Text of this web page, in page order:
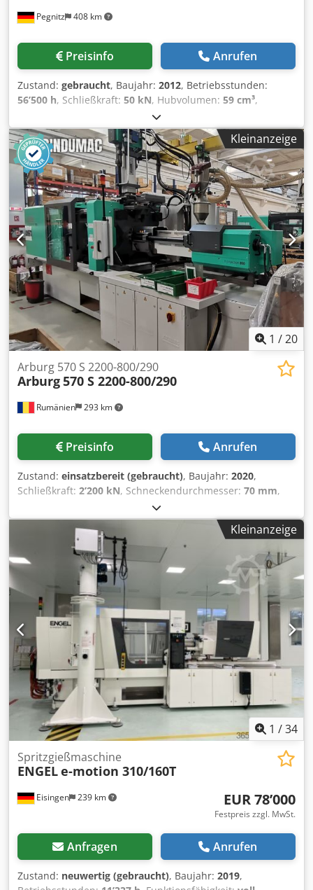
Pegnitz 408 km
Preisinfo Anrufen
Zustand: gebraucht, Baujahr: 2012, Betriebsstunden:
56’500 h, Schließkraft: 50 kN, Hubvolumen: 59 cm³,
, Gesamtgewicht:
Schneckendurchmesser:25 mm, Frachtbasis: FCA Pegnitz
Dwedpey N Eccsfx Akksa Lieferzeit: nach Absprache
Zahlungsbedingung: 100% vor Übernahme der Maschine,
rein netto
Kleinanzeige
1 /20
Rumänien 293 km
Arburg 570 S 2200-800/290
Arburg570 S 2200-800/290
Preisinfo Anrufen
Zustand: einsatzbereit (gebraucht), Baujahr: 2020,
Schließkraft: 2’200 kN, Schneckendurchmesser: 70 mm,
, Dieser Arburg 570 S 2200-800/290
wurde im Jahr 2020 hergestellt. Sie verfügt über ein
hydraulisches Antriebssystem und die Selogica-Steuerung
für präzises Arbeiten. Mit einer Schließkraft von 2.200 kN
und einem Schneckendurchmesser von 40 mm ist sie ideal
für detaillierte Spritzgießaufgaben. Nutzen Sie die
Gelegenheit und kaufen Sie diese hydraulische
Spritzgießmaschine Arburg 570 S 2200-800/290.
Kontaktieren Sie uns für weitere Informationen.
Feststelleinheit • Abstand zwischen den Holmen: 570 × 570
mm • Öffnungshub: 650 mm • Auswerferkraft: 70 kN •
Auswerferhub: 200 mmEinspritzeinheit Dwedox Nkp Ijpfx
Akkoa • Größe der Einspritzeinheit: 290 • Einspritzdruck:
2.500 bar • Schussvolumen: 188 cm³Antrieb & Steuerung •
Antriebssystem: Hydraulisch • Steuerung: ARBURG Selogica
Kleinanzeige
1 /34
Eisingen 239 km
Spritzgießmaschine
ENGELe-motion 310/160T
EUR 78’000
Festpreis zzgl. MwSt.
Anfragen Anrufen
Zustand: neuwertig (gebraucht), Baujahr: 2019,